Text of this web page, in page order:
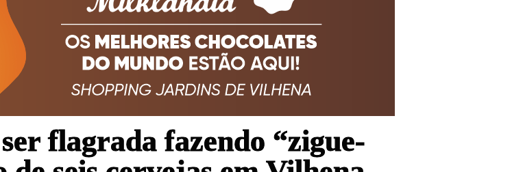
flagrada fazendo “zigue-